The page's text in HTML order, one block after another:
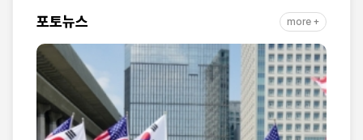
포토뉴스 more +